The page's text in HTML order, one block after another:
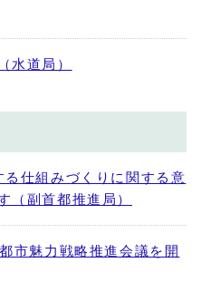
水道局）
仕組みづくりに関する意
（副首都推進局）
市魅力戦略推進会議を開